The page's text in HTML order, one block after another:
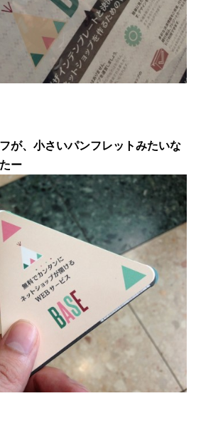
が、小さいパンフレットみたいな
ー